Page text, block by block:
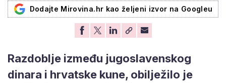
Dodajte Mirovina.hr kao željeni izvor na Googleu
Razdoblje između jugoslavenskog
dinara i hrvatske kune, obilježilo je